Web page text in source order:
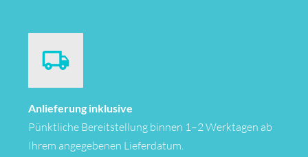
Anlieferung inklusive
Pünktliche Bereitstellung binnen 1–2 Werktagen ab
Ihrem angegebenen Lieferdatum.